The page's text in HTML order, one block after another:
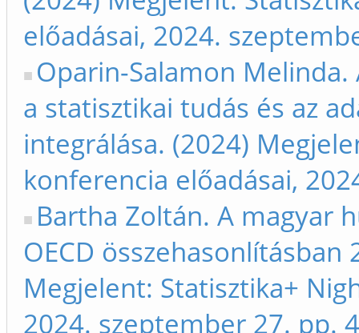
előadásai, 2024.
Oparin-Salamon
a statisztikai tudás és az
integrálása. (2024)
konferencia előadásai,
Bartha Zoltán. A magyar
OECD
Megjelent: Statisztika+
2024. szeptember 27. pp.